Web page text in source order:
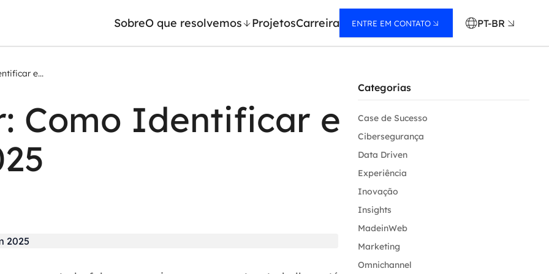
SobreO que resolvemos ProjetosCarreira ENTRE EM CONTATO PT-BR
de IA
de IA
RPA e hiperautomação
e...
Como Identificar e
Categorias
Case de Sucesso
Cibersegurança
Data Driven
Experiência
Inovação
Insights
MadeinWeb
Marketing
Omnichannel